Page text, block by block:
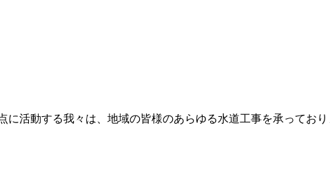
活動する我々は、地域の皆様のあらゆる水道工事を承ってお